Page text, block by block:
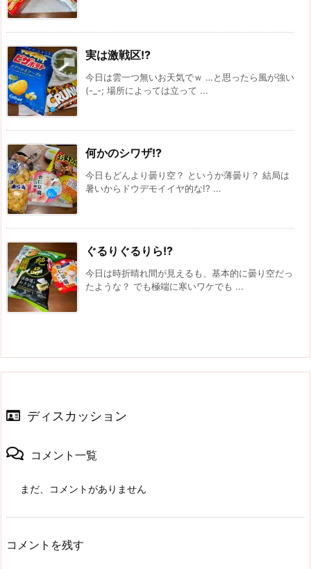
実は激戦区!?
今日は雲一つ無いお天気でｗ …と思ったら風が強い
(-_-; 場所によっては立って ...
何かのシワザ!?
今日もどんより曇り空？ というか薄曇り？ 結局は
暑いからドウデモイイヤ的な!? ...
ぐるりぐるりら!?
今日は時折晴れ間が見えるも、基本的に曇り空だっ
たような？ でも極端に寒いワケでも ...
ディスカッション
コメント一覧
まだ、コメントがありません
コメントを残す